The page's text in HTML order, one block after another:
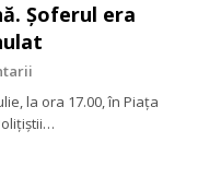
Șoferul era
la ora 17.00, în Piața